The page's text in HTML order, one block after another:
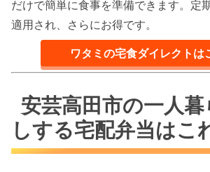
だけで簡単に食事を準備できます。定
適用され、さらにお得です。
ワタミの宅食ダイレクトは
安芸高田市の一人
しする宅配弁当はこ